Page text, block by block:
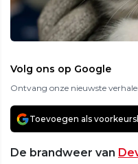
Volg ons op Google
Ontvang onze nieuwste
Toevoegen als
De brandweer van